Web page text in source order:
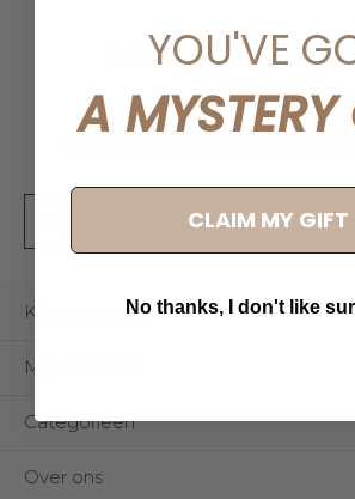
Meld je aan voor
nieuwsbrief
Klantenservice
Mijn account
Categorieën
Over ons
YOU'VE
A MYSTERY
CLAIM MY GIFT
No thanks, I don't like